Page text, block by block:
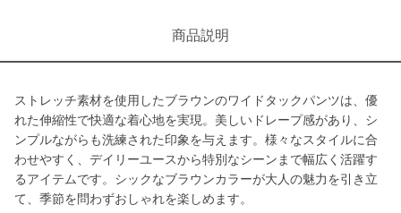
商品説明
ストレッチ素材を使用したブラウンのワイドタックパンツは、優
れた伸縮性で快適な着心地を実現。美しいドレープ感があり、シ
ンプルながらも洗練された印象を与えます。様々なスタイルに合
わせやすく、デイリーユースから特別なシーンまで幅広く活躍す
るアイテムです。シックなブラウンカラーが大人の魅力を引き立
て、季節を問わずおしゃれを楽しめます。